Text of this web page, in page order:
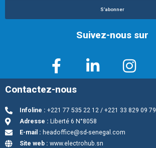
S'abonner
Suivez-nous sur
Contactez-nous
Infoline : +221 77 535 22 12 / +221 33 829 09 79
Adresse : Liberté 6 N°8058
E-mail : headoffice@sd-senegal.com
Site web : www.electrohub.sn